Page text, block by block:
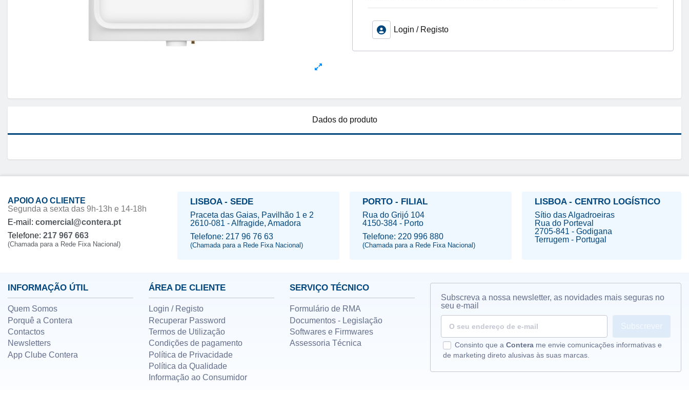
Login / Registo
Dados do produto
APOIO AO CLIENTE
Segunda a sexta das 9h-13h e 14-18h
E-mail: comercial@contera.pt
Telefone: 217 967 663
(Chamada para a Rede Fixa Nacional)
LISBOA - SEDE
Praceta das Gaias, Pavilhão 1 e 2
2610-081 - Alfragide, Amadora
Telefone: 217 96 76 63
(Chamada para a Rede Fixa Nacional)
PORTO - FILIAL
Rua do Grijó 104
4150-384 - Porto
Telefone: 220 996 880
(Chamada para a Rede Fixa Nacional)
LISBOA - CENTRO LOGÍSTICO
Sítio das Algadroeiras
Rua do Porteval
2705-841 - Godigana
Terrugem - Portugal
INFORMAÇÃO ÚTIL
Quem Somos
Porquê a Contera
Contactos
Newsletters
App Clube Contera
ÁREA DE CLIENTE
Login / Registo
Recuperar Password
Termos de Utilização
Condições de pagamento
Política de Privacidade
Política da Qualidade
Informação ao Consumidor
SERVIÇO TÉCNICO
Formulário de RMA
Documentos - Legislação
Softwares e Firmwares
Assessoria Técnica
Subscreva a nossa newsletter, as novidades mais seguras no
seu e-mail
Subscrever
Consinto que aContera me envie comunicações informativas e
de marketing direto alusivas às suas marcas.